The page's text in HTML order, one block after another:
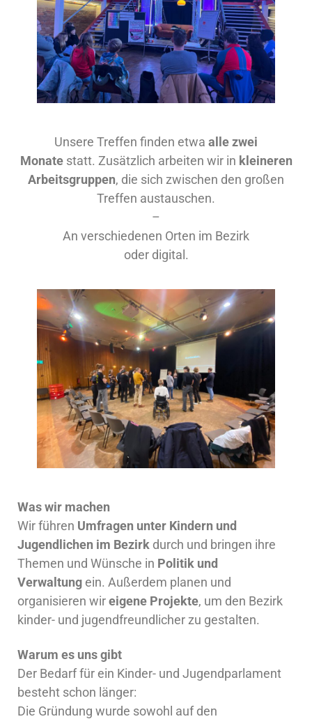
Unsere Treffen finden etwa alle zwei
Monatestatt. Zusätzlich arbeiten wir in kleineren
Arbeitsgruppen, die sich zwischen den großen
Treffen austauschen.
–
An verschiedenen Orten im Bezirk
oder digital.
Was wir machen
Wir führen Umfragen unter Kindern und
Jugendlichen im Bezirk durch und bringen ihre
Themen und Wünsche in Politik und
Verwaltung ein. Außerdem planen und
organisieren wireigene Projekte, um den Bezirk
kinder- und jugendfreundlicher zu gestalten.
Warum es uns gibt
Der Bedarf für ein Kinder- und Jugendparlament
besteht schon länger:
Die Gründung wurde sowohl auf den